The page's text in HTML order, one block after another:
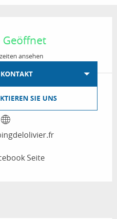
Geöffnet
ansehen
KONTAKT
SIE UNS
Seite